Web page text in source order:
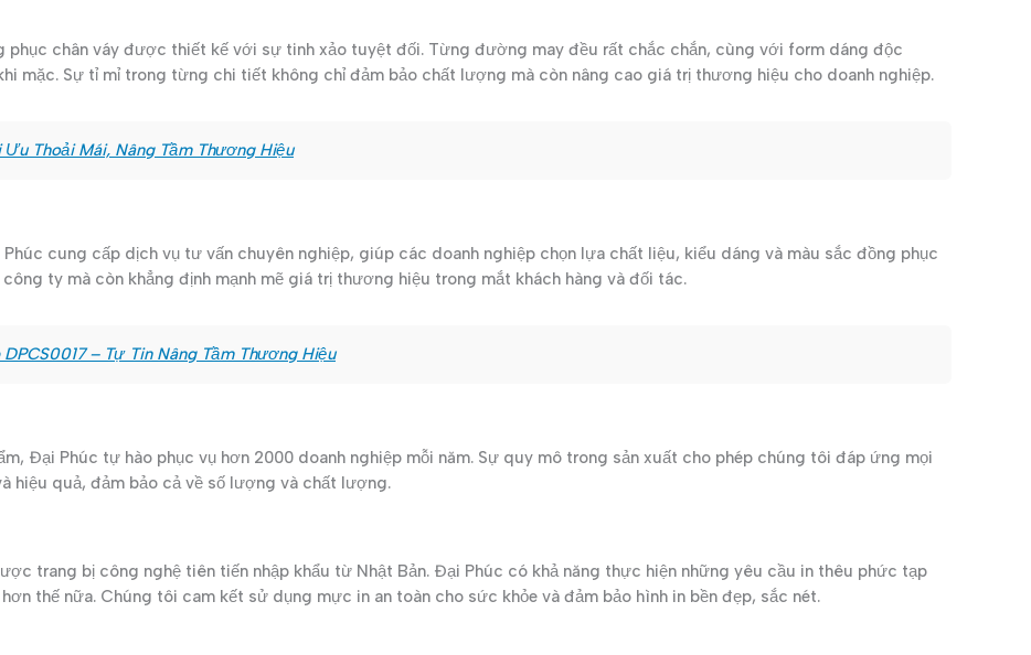
phục chân váy được thiết kế với sự tinh xảo tuyệt đối. Từng đường may đều rất chắc chắn, cùng với form dáng độc
mặc. Sự tỉ mỉ trong từng chi tiết không chỉ đảm bảo chất lượng mà còn nâng cao giá trị thương hiệu cho doanh nghiệp.
Thoải Mái, Nâng Tầm Thương Hiệu
cung cấp dịch vụ tư vấn chuyên nghiệp, giúp các doanh nghiệp chọn lựa chất liệu, kiểu dáng và màu sắc đồng phục
ty mà còn khẳng định mạnh mẽ giá trị thương hiệu trong mắt khách hàng và đối tác.
– Tự Tin Nâng Tầm Thương Hiệu
Đại Phúc tự hào phục vụ hơn 2000 doanh nghiệp mỗi năm. Sự quy mô trong sản xuất cho phép chúng tôi đáp ứng mọi
hiệu quả, đảm bảo cả về số lượng và chất lượng.
trang bị công nghệ tiên tiến nhập khẩu từ Nhật Bản. Đại Phúc có khả năng thực hiện những yêu cầu in thêu phức tạp
thế nữa. Chúng tôi cam kết sử dụng mực in an toàn cho sức khỏe và đảm bảo hình in bền đẹp, sắc nét.